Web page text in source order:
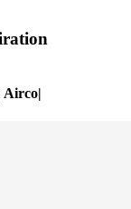
Airco|